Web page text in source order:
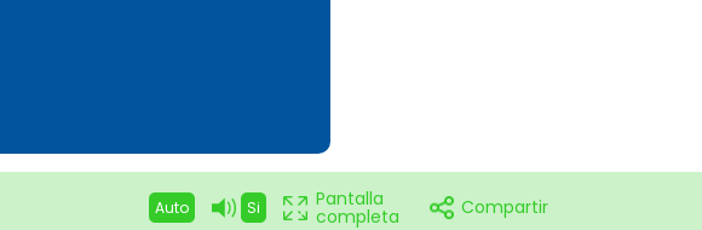
Auto Si Pantalla
completa Compartir